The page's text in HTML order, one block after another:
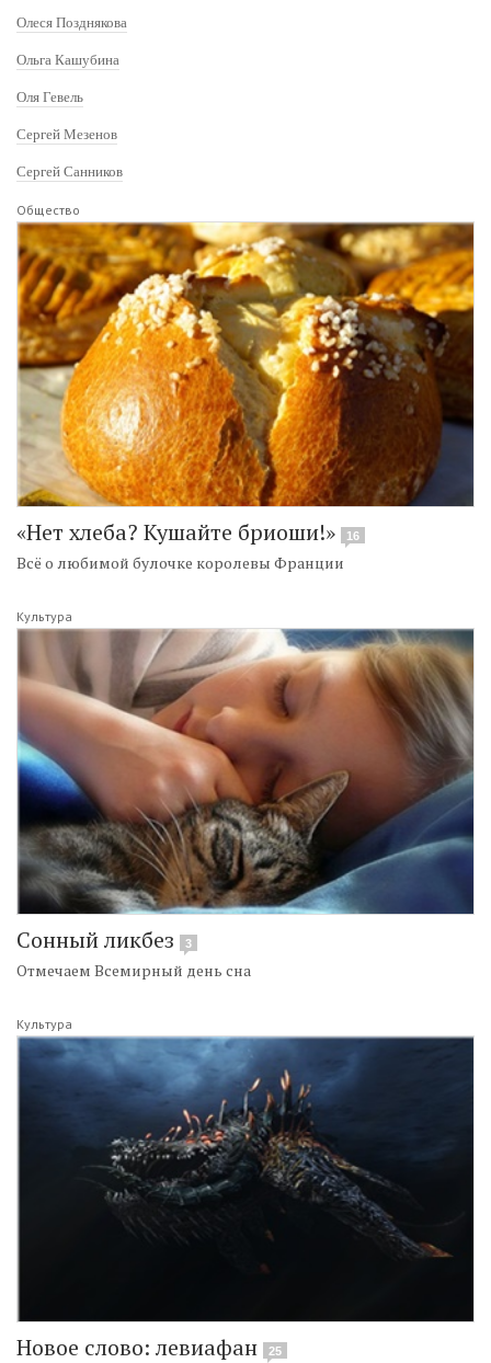
Олеся Позднякова
Ольга Кашубина
Оля Гевель
Сергей Мезенов
Сергей Санников
Общество
«Нет хлеба? Кушайте бриоши!» 16
Всё о любимой булочке королевы Франции
Культура
Сонный ликбез 3
Отмечаем Всемирный день сна
Культура
Новое слово: левиафан 25